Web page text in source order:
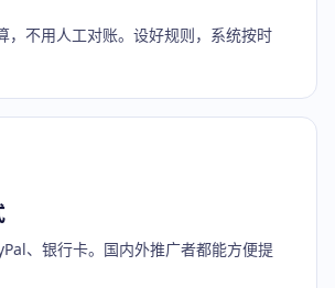
，不用人工对账。设好规则，系统按时
、银行卡。国内外推广者都能方便提